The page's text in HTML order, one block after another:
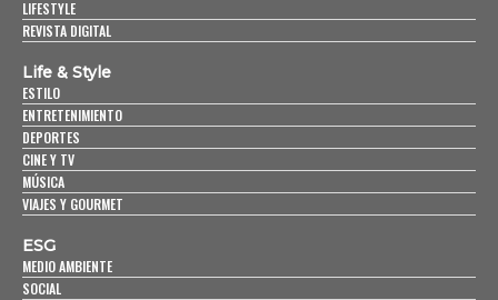
LIFESTYLE
REVISTA DIGITAL
Life & Style
ESTILO
ENTRETENIMIENTO
DEPORTES
CINE Y TV
MÚSICA
VIAJES Y GOURMET
ESG
MEDIO AMBIENTE
SOCIAL